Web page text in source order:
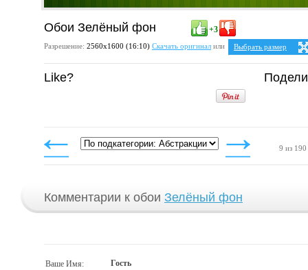
Обои Зелёный фон +3
Разрешение: 2560х1600 (16:10) Скачать оригиналили
Выбрать размер
Ваше разрешение:Не
1280x1024
1152x864
1280x960
Like?
9 из 190
Комментарии к обои Зелёный фон
Ваше Имя: Гость